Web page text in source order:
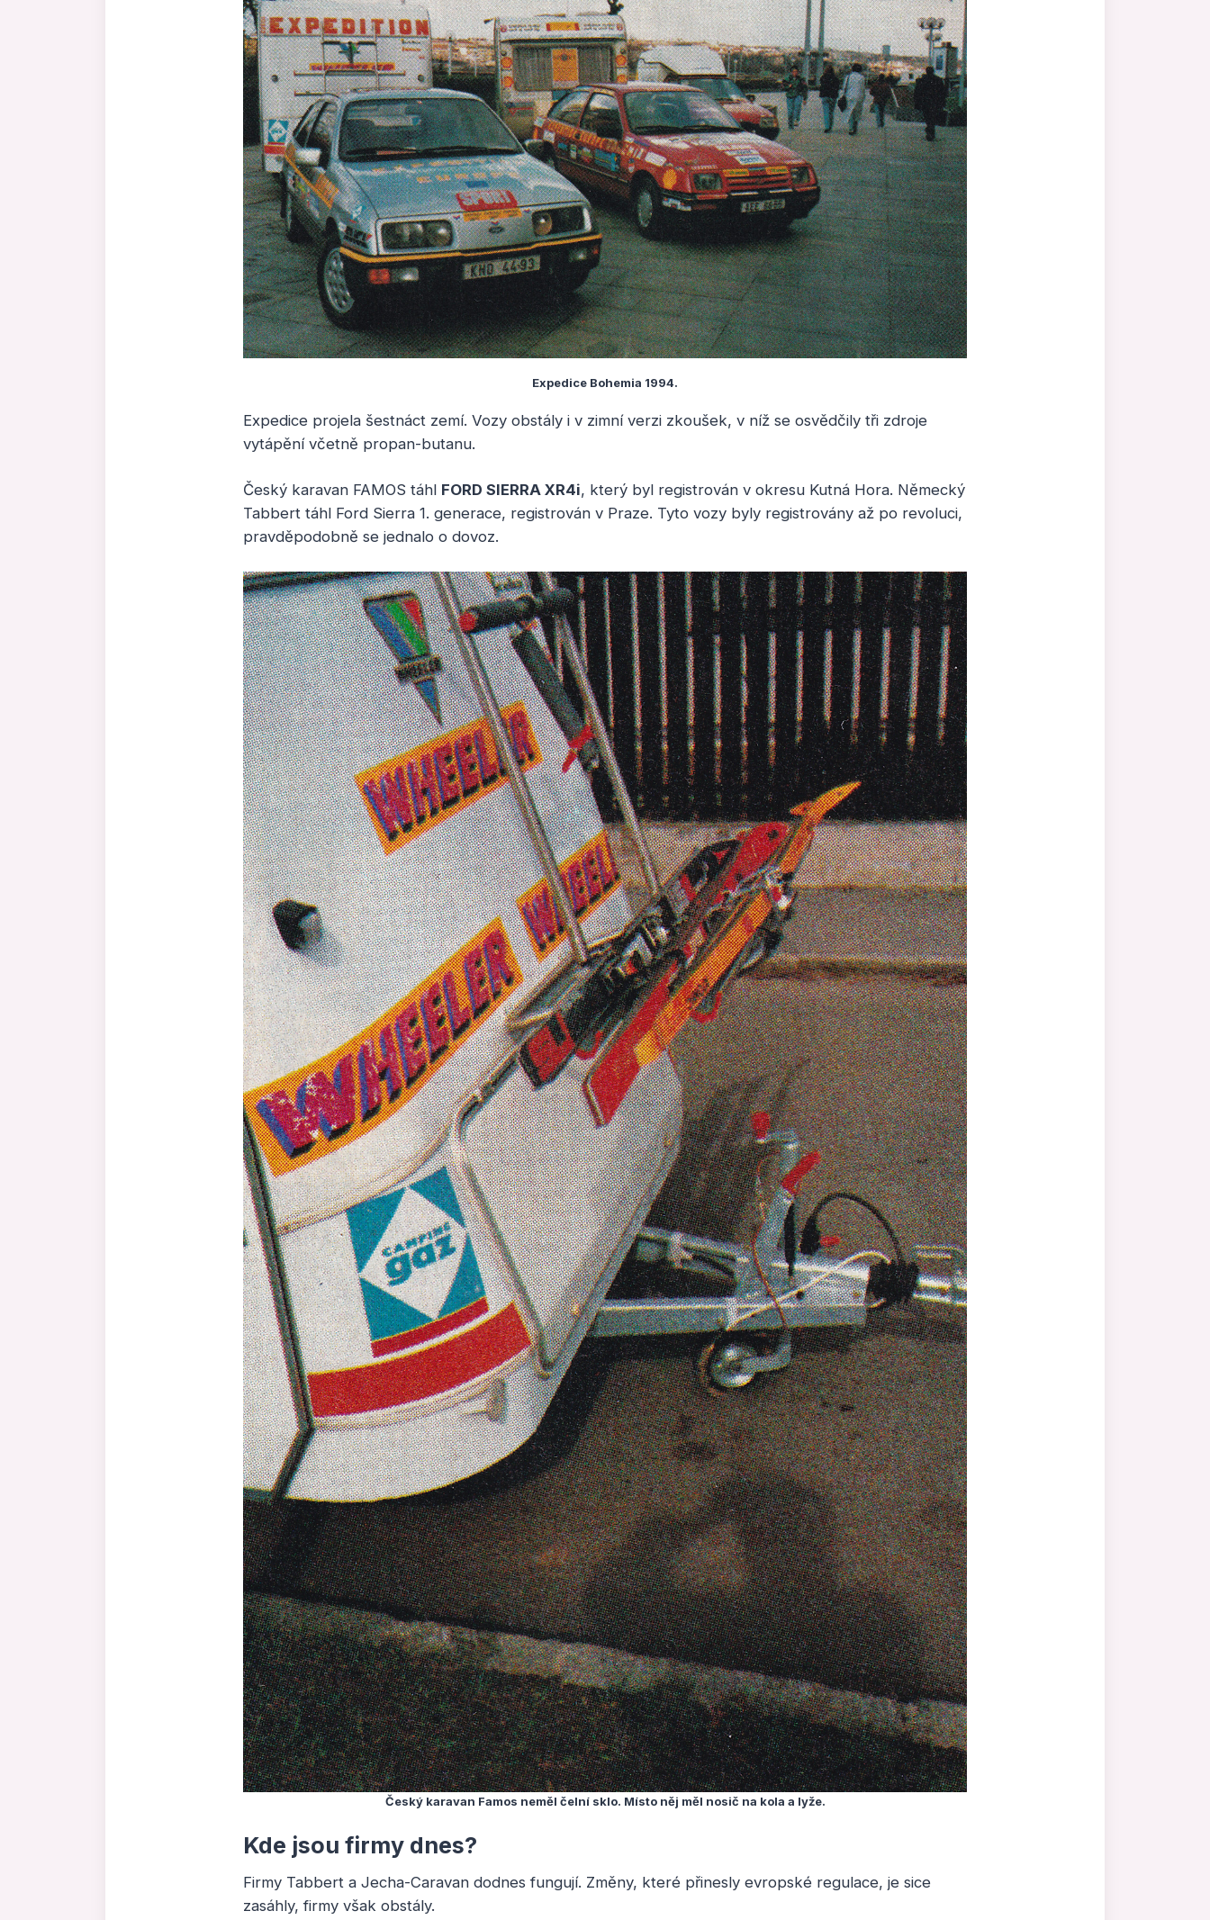
Expedice Bohemia 1994.
Expedice projela šestnáct zemí. Vozy obstály i v zimní verzi zkoušek, v níž se osvědčily tři zdroje
vytápění včetně propan-butanu.
Český karavan FAMOS táhl FORD SIERRA XR4i, který byl registrován v okresu Kutná Hora. Německý
Tabbert táhl Ford Sierra 1. generace, registrován v Praze. Tyto vozy byly registrovány až po revoluci,
pravděpodobně se jednalo o dovoz.
Český karavan Famos neměl čelní sklo. Místo něj měl nosič na kola a lyže.
Kde jsou firmy dnes?
Firmy Tabbert a Jecha-Caravan dodnes fungují. Změny, které přinesly evropské regulace, je sice
zasáhly, firmy však obstály.